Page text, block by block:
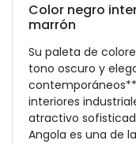
Color negro
marrón
Su paleta de
tono oscuro y
interiores
atractivo
Angola es una de